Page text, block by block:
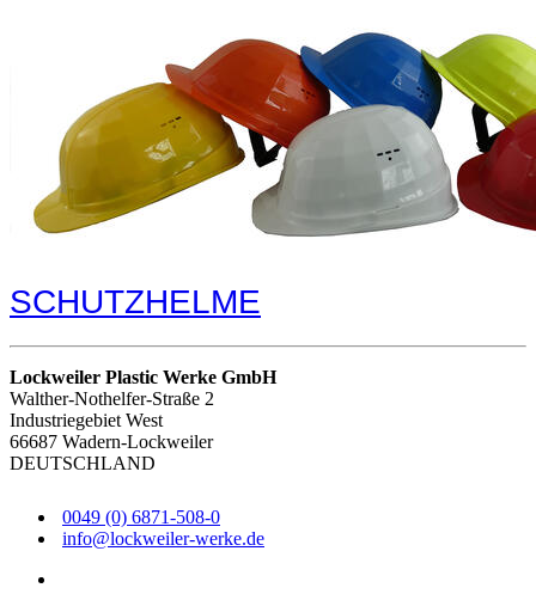
SCHUTZHELME
Lockweiler Plastic Werke GmbH
Walther-Nothelfer-Straße 2
Industriegebiet West
66687 Wadern-Lockweiler
DEUTSCHLAND
0049 (0) 6871-508-0
info@lockweiler-werke.de